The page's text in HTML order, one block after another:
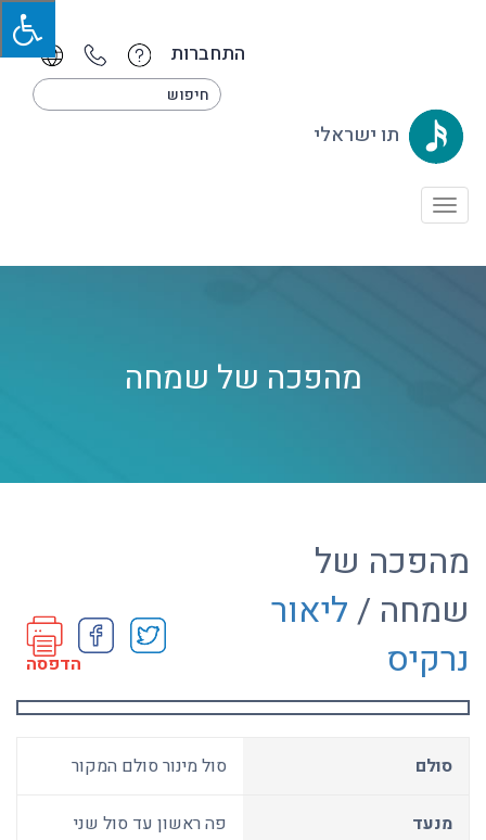
התחברות
תו ישראלי
Toggle
מהפכה של שמחה
מהפכה של
שמחה /ליאור
נרקיס
הדפסה
סולם סול מינור סולם המקור
מנעד פה ראשון עד סול שני